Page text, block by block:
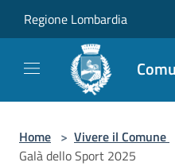
Regione Lombardia
Home > Vivere il Comune
Galà dello Sport 2025